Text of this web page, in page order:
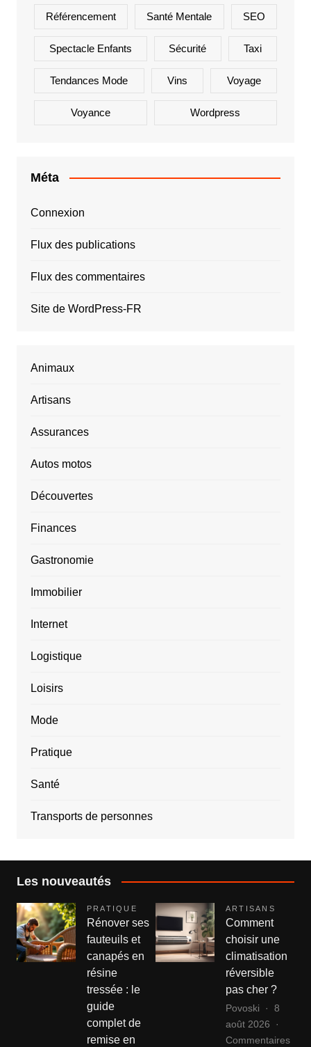
Référencement Santé Mentale SEO
Spectacle Enfants Sécurité Taxi
Tendances Mode Vins Voyage
Voyance Wordpress
Méta
Connexion
Flux des publications
Flux des commentaires
Site de WordPress-FR
Animaux
Artisans
Assurances
Autos motos
Découvertes
Finances
Gastronomie
Immobilier
Internet
Logistique
Loisirs
Mode
Pratique
Santé
Transports de personnes
Les nouveautés
PRATIQUE
Rénover ses
fauteuils et
canapés en
résine
tressée : le
guide
complet de
remise en
ARTISANS
Comment
choisir une
climatisation
réversible
pas cher ?
Povoski
8
août 2026
Commentaires